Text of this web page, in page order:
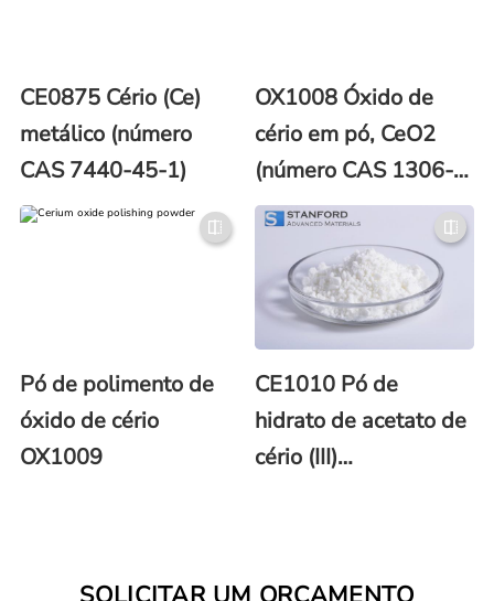
CE0875 Cério (Ce)
metálico (número
CAS 7440-45-1)
OX1008 Óxido de
cério em pó, CeO2
(número CAS 1306-
38-3)
Pó de polimento de
óxido de cério
OX1009
CE1010 Pó de
hidrato de acetato de
cério (III)